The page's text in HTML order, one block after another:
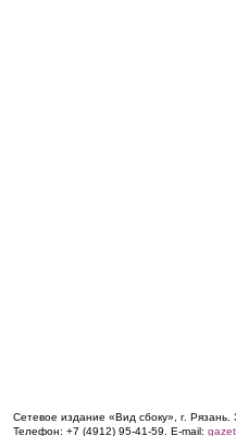
Сетевое издание «Вид сбоку», г.
Телефон: +7 (4912) 95-41-59. E-mail: